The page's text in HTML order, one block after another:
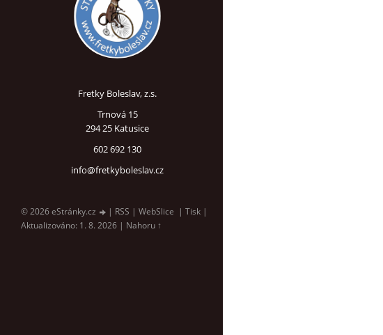
Fretky Boleslav, z.s.
Trnová 15
294 25 Katusice
602 692 130
info@fretkyboleslav.cz
© 2026 eStránky.cz | RSS | WebSlice | Tisk |
Aktualizováno: 1. 8. 2026 | Nahoru ↑